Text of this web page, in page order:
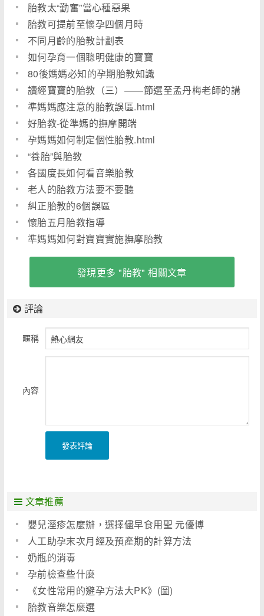
胎教太“勤奮”當心種惡果
胎教可提前至懷孕四個月時
不同月齡的胎教計劃表
如何孕育一個聰明健康的寶寶
80後媽媽必知的孕期胎教知識
讀經寶寶的胎教（三）――節選至孟丹梅老師的講
稿
準媽媽應注意的胎教誤區.html
好胎教-從準媽的撫摩開端
孕媽媽如何制定個性胎教.html
“養胎”與胎教
各國度長如何看音樂胎教
老人的胎教方法要不要聽
糾正胎教的6個誤區
懷胎五月胎教指導
準媽媽如何對寶寶實施撫摩胎教
發現更多 "胎教" 相關文章
評論
暱稱
內容
發表評論
文章推薦
嬰兒溼疹怎麼辦，選擇儘早食用聖 元優博
人工助孕末次月經及預產期的計算方法
奶瓶的消毒
孕前檢查些什麼
《女性常用的避孕方法大PK》(圖)
胎教音樂怎麼選